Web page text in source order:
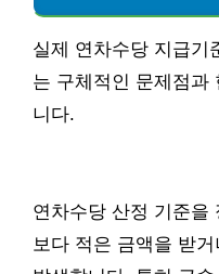
실제 연차수당 지급기
는 구체적인 문제점과
니다.
연차수당 산정 기준을
보다 적은 금액을 받